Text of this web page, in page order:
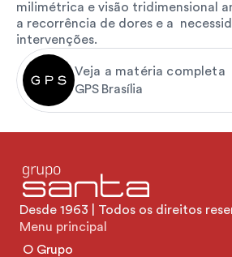
milimétrica e visão tridimensional
a recorrência de dores e a
intervenções.
Veja a matéria completa
GPS Brasília
Desde 1963 | Todos os direitos
Menu principal
O Grupo